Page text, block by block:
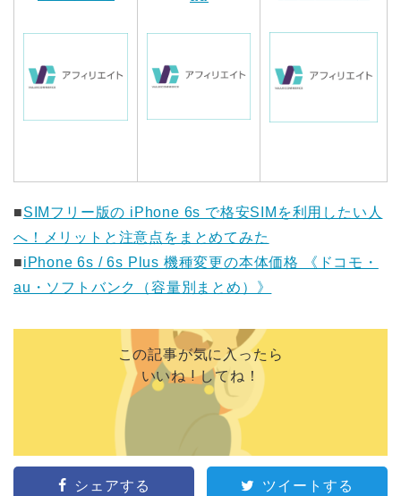
■SIMフリー版の iPhone 6s で格安SIMを利用したい人
へ！メリットと注意点をまとめてみた
■iPhone 6s / 6s Plus 機種変更の本体価格 《ドコモ・
au・ソフトバンク（容量別まとめ）》
この記事が気に入ったら
いいね ! してね！
シェアする ツイートする